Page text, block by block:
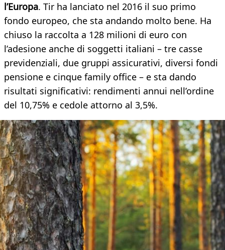
l’Europa. Tir ha lanciato nel 2016 il suo primo
fondo europeo, che sta andando molto bene. Ha
chiuso la raccolta a 128 milioni di euro con
l’adesione anche di soggetti italiani – tre casse
previdenziali, due gruppi assicurativi, diversi fondi
pensione e cinque family office – e sta dando
risultati significativi: rendimenti annui nell’ordine
del 10,75% e cedole attorno al 3,5%.